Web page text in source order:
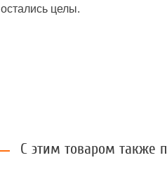
остались целы.
С этим товаром также